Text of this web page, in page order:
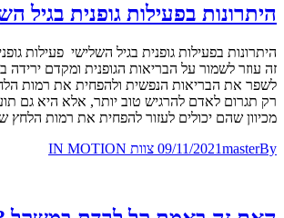
היתרונות בפעילות גופנית בגיל
היתרונות בפעילות גופנית בגיל השלישי פעילות
זה עוזר לשמור על הבריאות הגופנית ומקדם ירידה
לשפר את הבריאות הנפשית ולהפחית את רמות
רק תגרום לאדם להרגיש טוב יותר, אלא היא גם
מכיוון שהם יכולים לעזור להפחית את רמות
09/11/2021masterBy צוות IN MOTION